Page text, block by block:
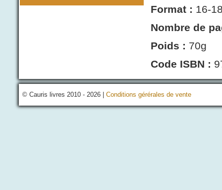
Format : 16-
Nombre de
Poids : 70g
Code ISBN :
© Cauris livres 2010 - 2026 | Conditions gérérales de vente